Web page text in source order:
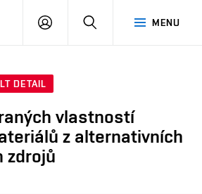
MENU
LOG
SEARCH
DETAIL
vlastností
z alternativních
zdrojů